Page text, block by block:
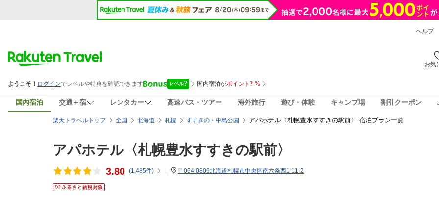
ヘルプ
お気
国内宿泊 交通＋宿 レンタカー 高速バス・ツアー 海外旅行 遊び・体験 キャンプ場 割引クーポン
楽天トラベルトップ 全国 北海道 札幌 すすきの・中島公園 アパホテル〈札幌豊水すすきの駅前〉 宿泊プラン一覧
アパホテル〈札幌豊水すすきの駅前〉
3.80 (1,485件) 〒064-0806北海道札幌市中央区南六条西1-11-2